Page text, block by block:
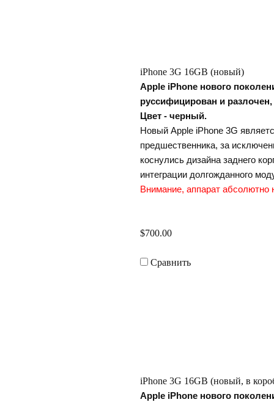
iPhone 3G 16GB (новый)
Apple iPhone нового
руссифицирован и
Цвет - черный.
Новый Apple iPhone 3G
предшественника, за
коснулись дизайна заднего
интеграции долгожданного
нимание, аппарат абсолютно
$700.00
Сравнить
iPhone 3G 16GB (новый, в
Apple iPhone нового